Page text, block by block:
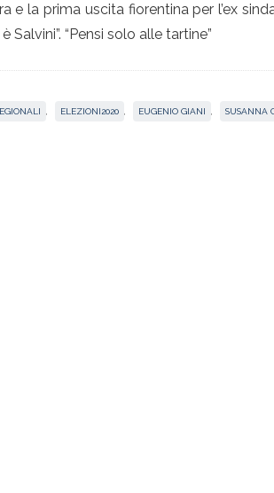
e la prima uscita fiorentina per l’ex
“Pensi solo alle tartine”
ELEZIONI2020 EUGENIO GIANI SUSANNA